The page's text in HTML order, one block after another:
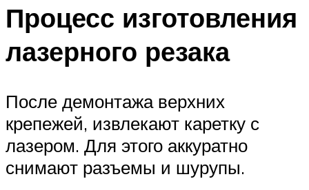
Процесс изготовления
лазерного резака
После демонтажа верхних
крепежей, извлекают каретку с
лазером. Для этого аккуратно
снимают разъемы и шурупы.